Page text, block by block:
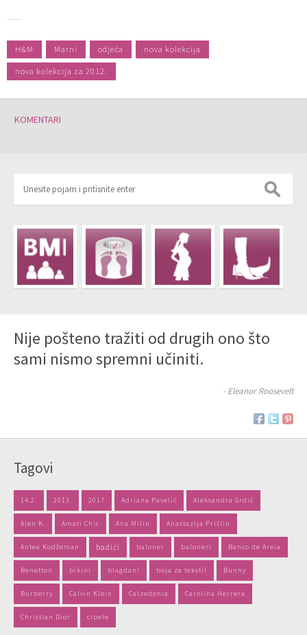
H&M Marni odjeća nova kolekcija
nova kolekcija za 2012.
KOMENTARI
Nije pošteno tražiti od drugih ono što
sami nismo spremni učiniti.
- Eleanor Roosevelt
Tagovi
14.2. 2013. 2017 Adriana Pavelić Aleksandra Grdić
Alen K. Amati Chic Ana Milin Anastazija Prišlin
Antea Kodžoman badići baloner baloneri Banco de Areia
Benetton bikini blagdani boja za tekstil Bunny
Burberry Calvin Klein Calzedonia Carolina Herrera
Christian Dior cipele